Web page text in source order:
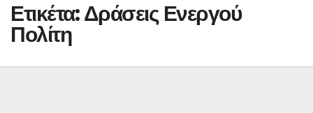
Ετικέτα:Δράσεις Ενεργού
Πολίτη